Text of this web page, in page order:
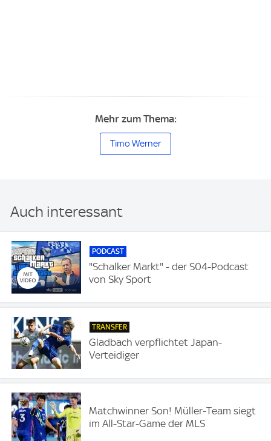
Mehr zum Thema:
Timo Werner
Auch interessant
PODCAST
"Schalker Markt" - der S04-Podcast
von Sky Sport
TRANSFER
Gladbach verpflichtet Japan-
Verteidiger
Matchwinner Son! Müller-Team siegt
im All-Star-Game der MLS